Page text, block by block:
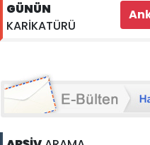
GÜNÜN
KARİKATÜRÜ